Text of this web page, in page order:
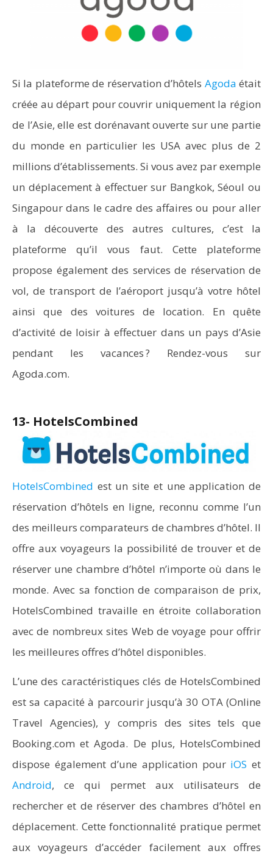
Si la plateforme de réservation d’hôtels Agoda était
créée au départ pour couvrir uniquement la région
de l’Asie, elle est dorénavant ouverte sur une partie
du monde en particulier les USA avec plus de 2
millions d’établissements. Si vous avez par exemple
un déplacement à effectuer sur Bangkok, Séoul ou
Singapour dans le cadre des affaires ou pour aller
à la découverte des autres cultures, c’est la
plateforme qu’il vous faut. Cette plateforme
propose également des services de réservation de
vol, de transport de l’aéroport jusqu’à votre hôtel
ainsi que des voitures de location. En quête
d’activité de loisir à effectuer dans un pays d’Asie
pendant les vacances ? Rendez-vous sur
Agoda.com.
13- HotelsCombined
HotelsCombined est un site et une application de
réservation d’hôtels en ligne, reconnu comme l’un
des meilleurs comparateurs de chambres d’hôtel. Il
offre aux voyageurs la possibilité de trouver et de
réserver une chambre d’hôtel n’importe où dans le
monde. Avec sa fonction de comparaison de prix,
HotelsCombined travaille en étroite collaboration
avec de nombreux sites Web de voyage pour offrir
les meilleures offres d’hôtel disponibles.
L’une des caractéristiques clés de HotelsCombined
est sa capacité à parcourir jusqu’à 30 OTA (Online
Travel Agencies), y compris des sites tels que
Booking.com et Agoda. De plus, HotelsCombined
dispose également d’une application pour iOS et
Android, ce qui permet aux utilisateurs de
rechercher et de réserver des chambres d’hôtel en
déplacement. Cette fonctionnalité pratique permet
aux voyageurs d’accéder facilement aux offres